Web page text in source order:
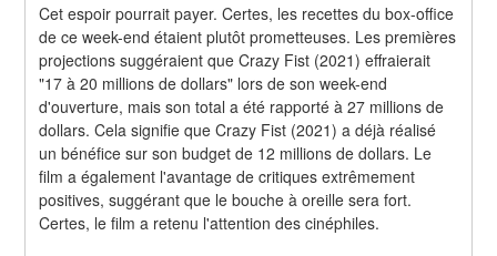
Cet espoir pourrait payer. Certes, les recettes du box-office
de ce week-end étaient plutôt prometteuses. Les premières
projections suggéraient que Crazy Fist (2021) effraierait
"17 à 20 millions de dollars" lors de son week-end
d'ouverture, mais son total a été rapporté à 27 millions de
dollars. Cela signifie que Crazy Fist (2021) a déjà réalisé
un bénéfice sur son budget de 12 millions de dollars. Le
film a également l'avantage de critiques extrêmement
positives, suggérant que le bouche à oreille sera fort.
Certes, le film a retenu l'attention des cinéphiles.